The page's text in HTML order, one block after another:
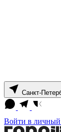
Санкт-
Войти в личный